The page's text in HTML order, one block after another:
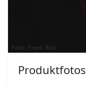
Produktfotos